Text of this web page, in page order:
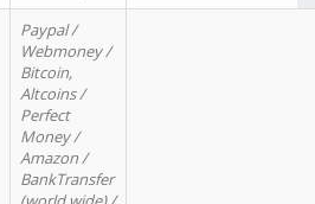
Paypal /
Webmoney /
Bitcoin,
Altcoins /
Perfect
Money /
Amazon /
BankTransfer